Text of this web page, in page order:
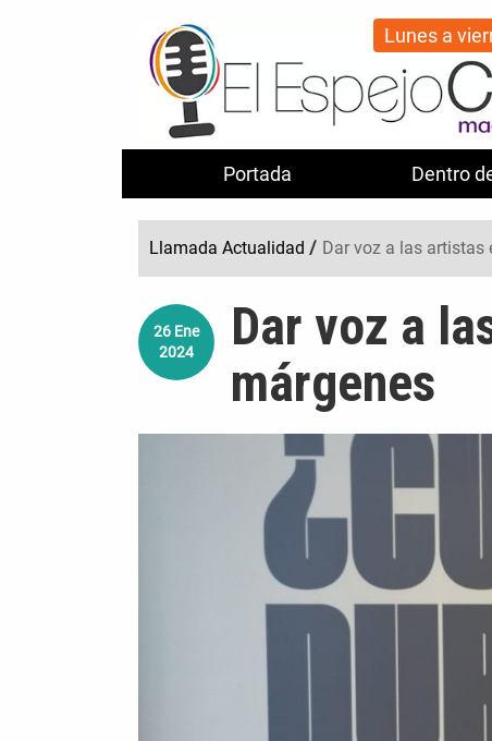
Portada Dentro
Lunes a
Llamada Actualidad / Dar voz a las artistas
26 Ene
2024
Dar voz a
márgenes